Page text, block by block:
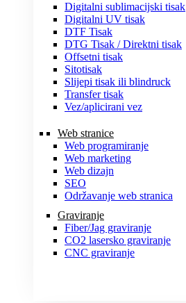
Digitalni sublimacijski tisak
Digitalni UV tisak
DTF Tisak
DTG Tisak / Direktni tisak
Offsetni tisak
Sitotisak
Slijepi tisak ili blindruck
Transfer tisak
Vez/aplicirani vez
Web stranice
Web programiranje
Web marketing
Web dizajn
SEO
Održavanje web stranica
Graviranje
Fiber/Jag graviranje
CO2 lasersko graviranje
CNC graviranje